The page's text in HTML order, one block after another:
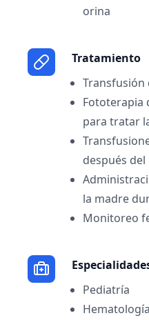
orina
Tratamiento
Fototerapia
para tratar
después
la madre
Monitoreo
Pediatría
Hematología